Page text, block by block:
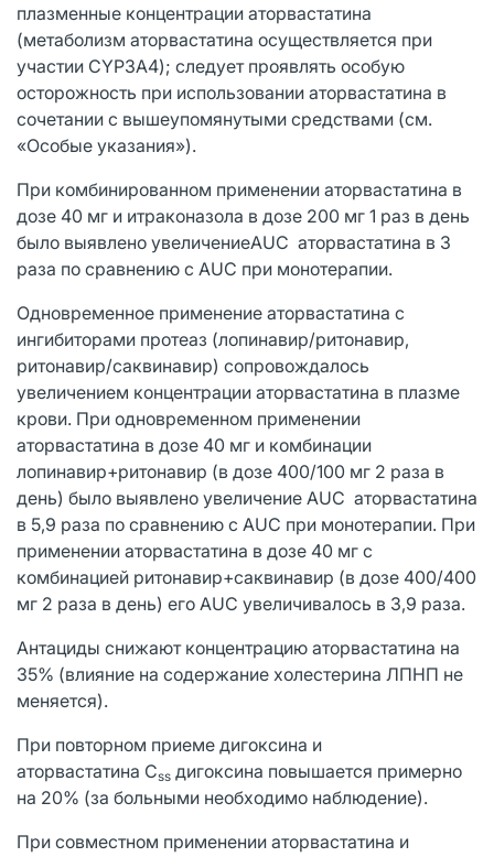
плазменные концентрации аторвастатина
(метаболизм аторвастатина осуществляется при
участии CYP3A4); следует проявлять особую
осторожность при использовании аторвастатина в
сочетании с вышеупомянутыми средствами (см.
«Особые указания»).
При комбинированном применении аторвастатина в
дозе 40 мг и итраконазола в дозе 200 мг 1 раз в день
было выявлено увеличениеAUC аторвастатина в 3
раза по сравнению с AUC при монотерапии.
Одновременное применение аторвастатина с
ингибиторами протеаз (лопинавир/ритонавир,
ритонавир/саквинавир) сопровождалось
увеличением концентрации аторвастатина в плазме
крови. При одновременном применении
аторвастатина в дозе 40 мг и комбинации
лопинавир+ритонавир (в дозе 400/100 мг 2 раза в
день) было выявлено увеличение AUC аторвастатина
в 5,9 раза по сравнению с AUC при монотерапии. При
применении аторвастатина в дозе 40 мг с
комбинацией ритонавир+саквинавир (в дозе 400/400
мг 2 раза в день) его AUC увеличивалось в 3,9 раза.
Антациды снижают концентрацию аторвастатина на
35% (влияние на содержание холестерина ЛПНП не
меняется).
При повторном приеме дигоксина и
аторвастатина Css дигоксина повышается примерно
на 20% (за больными необходимо наблюдение).
При совместном применении аторвастатина и